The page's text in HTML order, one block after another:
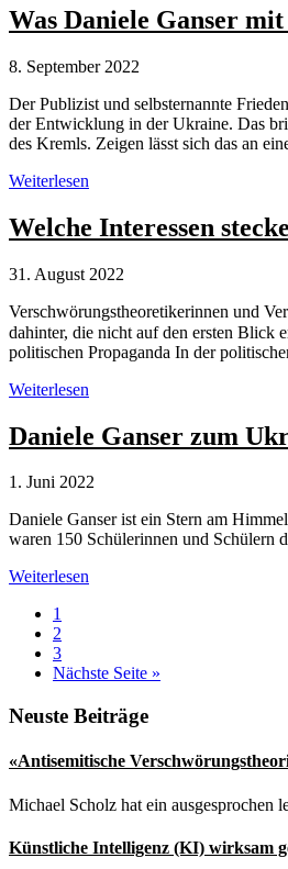
Beispiel
für
wahrgewordene
Was Daniele Ganser
8. September 2022
Der Publizist und selbsternannte
der Entwicklung in der Ukraine. Das
des Kremls. Zeigen lässt sich das an
Was
Ganser
mit
Putin
hat
Weiterlesen
Welche Interessen
31. August 2022
Verschwörungstheoretikerinnen und
dahinter, die nicht auf den ersten Blick
politischen Propaganda In der
Welche
stecken
hinter
Weiterlesen
Daniele Ganser zum
1. Juni 2022
Daniele Ganser ist ein Stern am
waren 150 Schülerinnen und Schülern
Daniele
zum
Ukraine-
Krieg
Steiner-
Weiterlesen
Seite
1
Seite
2
Seite
3
Nächste Seite aufrufen
»
Seitenspalte
Neuste Beiträge
«Antisemitische
Michael Scholz hat ein ausgesprochen
Künstliche Intelligenz (KI) wirksam